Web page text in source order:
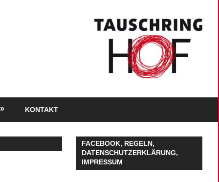
KONTAKT
FACEBOOK, REGELN,
DATENSCHUTZERKLÄRUNG,
IMPRESSUM